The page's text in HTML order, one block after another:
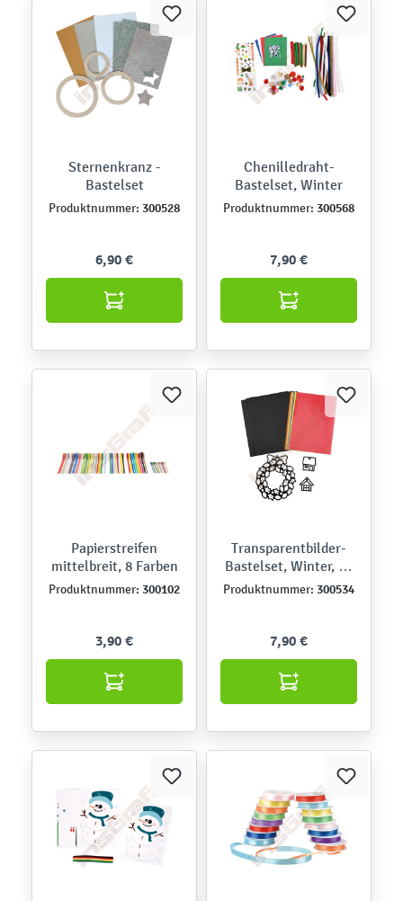
Sternenkranz -
Bastelset
Produktnummer: 300528
6,90 €
Chenilledraht-
Bastelset, Winter
Produktnummer: 300568
7,90 €
Papierstreifen
mittelbreit, 8 Farben
Produktnummer: 300102
3,90 €
Transparentbilder-
Bastelset, Winter, 13
Motive
Produktnummer: 300534
7,90 €